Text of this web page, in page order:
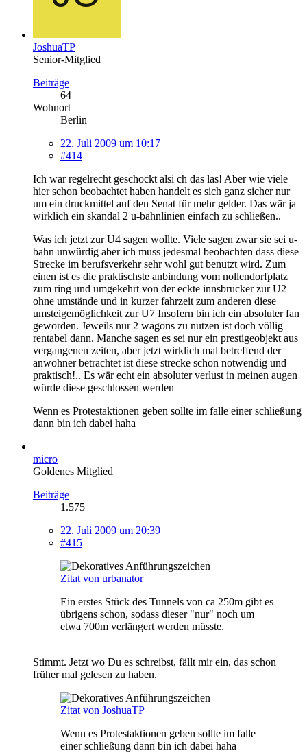
JoshuaTP
Senior-Mitglied
Beiträge
64
Wohnort
Berlin
22. Juli 2009 um 10:17
#414
Ich war regelrecht geschockt alsi ch das las! Aber wie viele
hier schon beobachtet haben handelt es sich ganz sicher nur
um ein druckmittel auf den Senat für mehr gelder. Das wär ja
wirklich ein skandal 2 u-bahnlinien einfach zu schließen..
Was ich jetzt zur U4 sagen wollte. Viele sagen zwar sie sei u-
bahn unwürdig aber ich muss jedesmal beobachten dass diese
Strecke im berufsverkehr sehr wohl gut benutzt wird. Zum
einen ist es die praktischste anbindung vom nollendorfplatz
zum ring und umgekehrt von der eckte innsbrucker zur U2
ohne umstände und in kurzer fahrzeit zum anderen diese
umsteigemöglichkeit zur U7 Insofern bin ich ein absoluter fan
geworden. Jeweils nur 2 wagons zu nutzen ist doch völlig
rentabel dann. Manche sagen es sei nur ein prestigeobjekt aus
vergangenen zeiten, aber jetzt wirklich mal betreffend der
anwohner betrachtet ist diese strecke schon notwendig und
praktisch!.. Es wär echt ein absoluter verlust in meinen augen
würde diese geschlossen werden
Wenn es Protestaktionen geben sollte im falle einer schließung
dann bin ich dabei haha
micro
Goldenes Mitglied
Beiträge
1.575
22. Juli 2009 um 20:39
#415
Zitat von urbanator
Ein erstes Stück des Tunnels von ca 250m gibt es
übrigens schon, sodass dieser "nur" noch um
etwa 700m verlängert werden müsste.
Stimmt. Jetzt wo Du es schreibst, fällt mir ein, das schon
früher mal gelesen zu haben.
Zitat von JoshuaTP
Wenn es Protestaktionen geben sollte im falle
einer schließung dann bin ich dabei haha